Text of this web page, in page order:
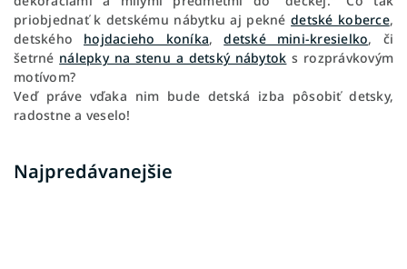
priobjednať k detskému nábytku aj peknédetské koberce,
detského hojdacieho koníka,detské mini-kresielko, či
šetrné nálepky na stenu a detský nábytok s rozprávkovým
motívom?
Veď práve vďaka nim bude detská izba pôsobiť detsky,
radostne a veselo!
Najpredávanejšie